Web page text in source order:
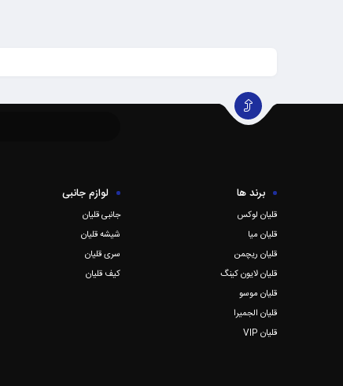
برند ها
قلیان لوکس
قلیان میا
قلیان ریچمن
قلیان لایون کینگ
قلیان موسو
قلیان الجمیرا
قلیان VIP
لوازم جانبی
جانبی قلیان
شیشه قلیان
سری قلیان
کیف قلیان